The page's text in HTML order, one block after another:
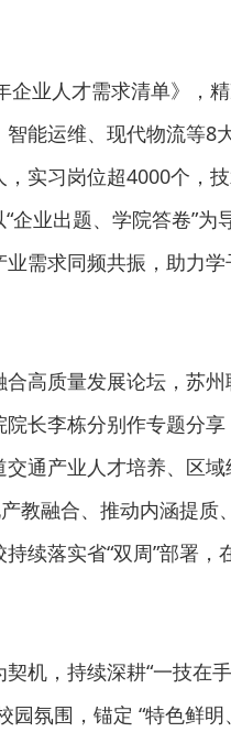
企业人才需求清单》，
能运维、现代物流等8
实习岗位超4000个，
企业出题、学院答卷”
需求同频共振，助力
高质量发展论坛，苏州
长李栋分别作专题分享
通产业人才培养、区
教融合、推动内涵提
续落实省“双周”部署，
机，持续深耕“一技在
园氛围，锚定 “特色鲜